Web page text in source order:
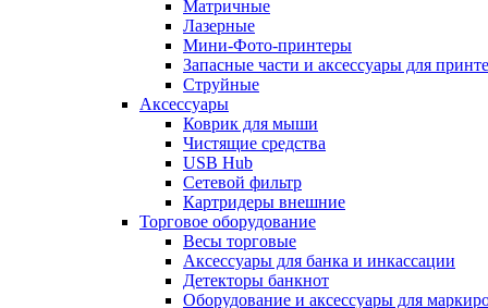
Матричные
Лазерные
Мини-Фото-принтеры
Запасные части и аксессуары для
Струйные
Аксессуары
Коврик для мыши
Чистящие средства
USB Hub
Сетевой фильтр
Картридеры внешние
Торговое оборудование
Весы торговые
Аксессуары для банка и инкассации
Детекторы банкнот
Оборудование и аксессуары для